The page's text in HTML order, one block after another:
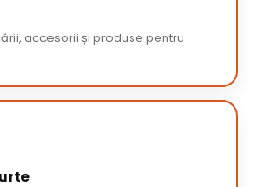
accesorii și produse pentru